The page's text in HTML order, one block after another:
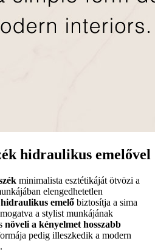
hidraulikus emelővel
minimalista esztétikáját ötvözi a
elengedhetetlen
emelő biztosítja a sima
a stylist munkájának
növeli a kényelmet hosszabb
pedig illeszkedik a modern